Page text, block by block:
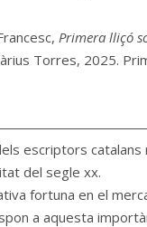
Primera lliçó
Torres, 2025.
escriptors catalans
del segle xx.
fortuna en el
a aquesta